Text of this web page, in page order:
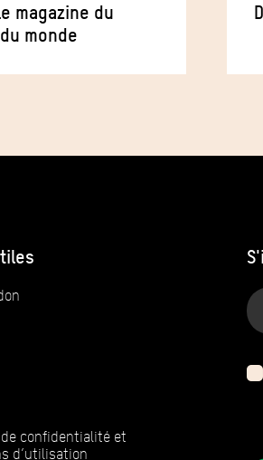
magazine du
monde
confidentialité et
d’utilisation